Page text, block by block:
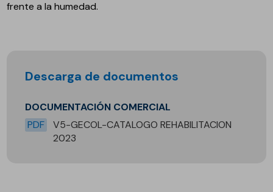
frente a la humedad.
Descarga de documentos
DOCUMENTACIÓN COMERCIAL
PDF
V5-GECOL-CATALOGO REHABILITACION
2023